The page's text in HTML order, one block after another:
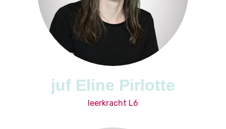
juf Eline Pirlotte
leerkracht L6